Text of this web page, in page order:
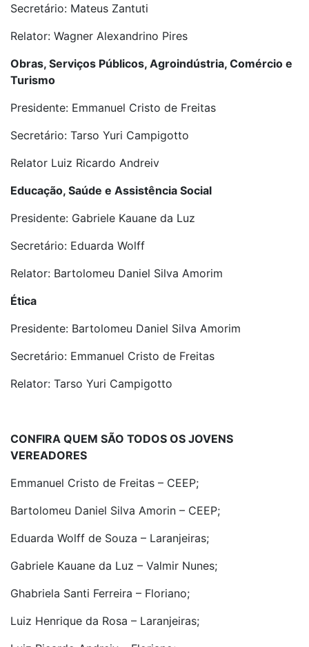
Secretário: Mateus Zantuti
Relator: Wagner Alexandrino Pires
Obras, Serviços Públicos, Agroindústria, Comércio e
Turismo
Presidente: Emmanuel Cristo de Freitas
Secretário: Tarso Yuri Campigotto
Relator Luiz Ricardo Andreiv
Educação, Saúde e Assistência Social
Presidente: Gabriele Kauane da Luz
Secretário: Eduarda Wolff
Relator: Bartolomeu Daniel Silva Amorim
Ética
Presidente: Bartolomeu Daniel Silva Amorim
Secretário: Emmanuel Cristo de Freitas
Relator: Tarso Yuri Campigotto
CONFIRA QUEM SÃO TODOS OS JOVENS
VEREADORES
Emmanuel Cristo de Freitas – CEEP;
Bartolomeu Daniel Silva Amorin – CEEP;
Eduarda Wolff de Souza – Laranjeiras;
Gabriele Kauane da Luz – Valmir Nunes;
Ghabriela Santi Ferreira – Floriano;
Luiz Henrique da Rosa – Laranjeiras;